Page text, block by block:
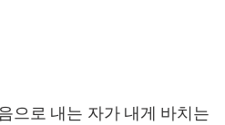
으로 내는 자가 내게 바치는